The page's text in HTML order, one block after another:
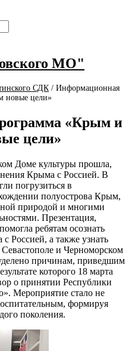
МО"
СДК / Информационная
новые цели»
«Крым и
цели»
Доме культуры прошла,
Крыма с Россией. В
погрузиться в
полуострова Крым,
природой и многими
Презентация,
ребятам осознать
Россией, а также узнать
и Черноморском
причинам, приведшим
которого 18 марта
о принятии Республики
Мероприятие стало не
формируя
поколения.